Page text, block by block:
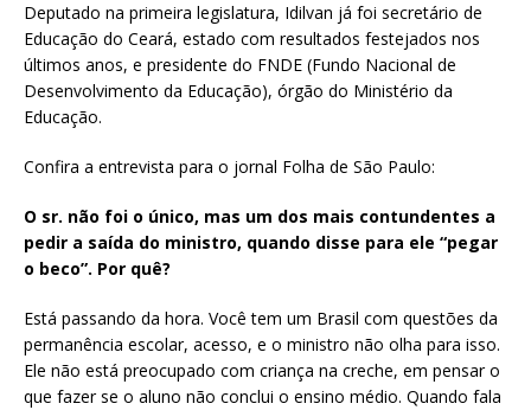
Deputado na primeira legislatura, Idilvan já foi secretário de
Educação do Ceará, estado com resultados festejados nos
últimos anos, e presidente do FNDE (Fundo Nacional de
Desenvolvimento da Educação), órgão do Ministério da
Educação.
Confira a entrevista para o jornal Folha de São Paulo:
O sr. não foi o único, mas um dos mais contundentes a
pedir a saída do ministro, quando disse para ele “pegar
o beco”. Por quê?
Está passando da hora. Você tem um Brasil com questões da
permanência escolar, acesso, e o ministro não olha para isso.
Ele não está preocupado com criança na creche, em pensar o
que fazer se o aluno não conclui o ensino médio. Quando fala